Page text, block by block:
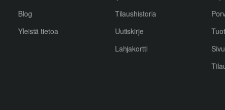
Blog
Yleistä tietoa
Tilaushistoria
Uutiskirje
Lahjakortti